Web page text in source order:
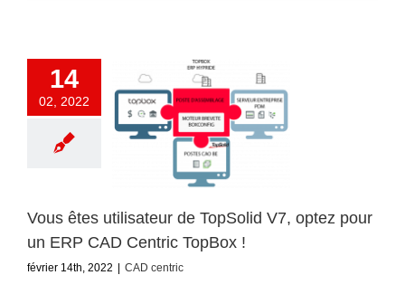
14
02, 2022
Vous êtes utilisateur de TopSolid V7, optez pour
un ERP CAD Centric TopBox !
février 14th, 2022 | CAD centric